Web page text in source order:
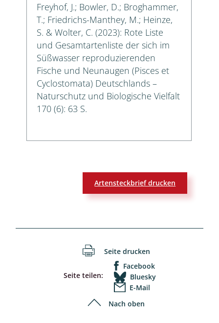
Freyhof, J.; Bowler, D.; Broghammer,
T.; Friedrichs-Manthey, M.; Heinze,
S. & Wolter, C. (2023): Rote Liste
und Gesamtartenliste der sich im
Süßwasser reproduzierenden
Fische und Neunaugen (Pisces et
Cyclostomata) Deutschlands –
Naturschutz und Biologische Vielfalt
170 (6): 63 S.
Artensteckbrief drucken
Seite drucken
Seite teilen:
Facebook
Bluesky
E-Mail
Nach oben